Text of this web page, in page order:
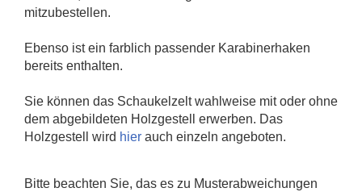
mitzubestellen.
Ebenso ist ein farblich passender Karabinerhaken
bereits enthalten.
Sie können das Schaukelzelt wahlweise mit oder ohne
dem abgebildeten Holzgestell erwerben. Das
Holzgestell wird hier auch einzeln angeboten.
Bitte beachten Sie, das es zu Musterabweichungen